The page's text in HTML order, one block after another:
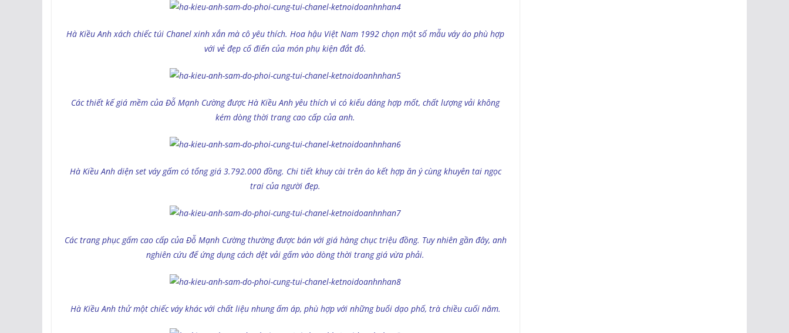
Hà Kiều Anh xách chiếc túi Chanel xinh xắn mà cô yêu thích. Hoa hậu Việt Nam 1992 chọn một số mẫu váy áo phù hợp
với vẻ đẹp cổ điển của món phụ kiện đắt đỏ.
Các thiết kế giá mềm của Đỗ Mạnh Cường được Hà Kiều Anh yêu thích vì có kiểu dáng hợp mốt, chất lượng vải không
kém dòng thời trang cao cấp của anh.
Hà Kiều Anh diện set váy gấm có tổng giá 3.792.000 đồng. Chi tiết khuy cài trên áo kết hợp ăn ý cùng khuyên tai ngọc
trai của người đẹp.
Các trang phục gấm cao cấp của Đỗ Mạnh Cường thường được bán với giá hàng chục triệu đồng. Tuy nhiên gần đây, anh
nghiên cứu để ứng dụng cách dệt vải gấm vào dòng thời trang giá vừa phải.
Hà Kiều Anh thử một chiếc váy khác với chất liệu nhung ấm áp, phù hợp với những buổi dạo phố, trà chiều cuối năm.